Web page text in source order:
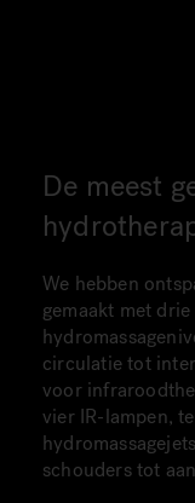
De meest
We hebben
gemaakt met
circulatie tot
voor
vier IR-lampen,
schouders tot